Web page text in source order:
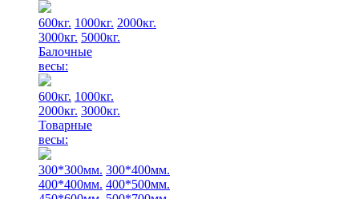
600кг. 1000кг. 2000кг.
3000кг. 5000кг.
Балочные
весы:
600кг. 1000кг.
2000кг. 3000кг.
Товарные
весы:
300*300мм. 300*400мм.
400*400мм. 400*500мм.